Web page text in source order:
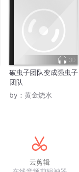
30
破虫子团队变成强虫子
团队
by： 黄金烧水
云剪辑